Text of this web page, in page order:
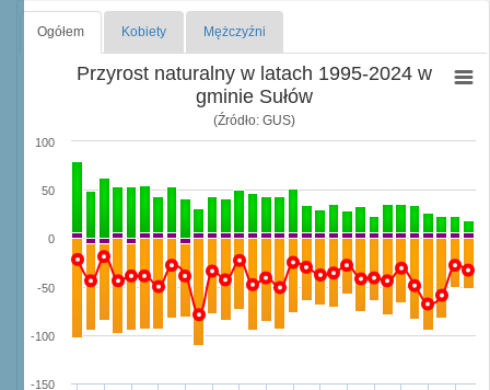
Ogółem Kobiety Mężczyźni
Przyrost naturalny w latach 1995-2024 w
gminie Sułów
(Źródło: GUS)
-150
-100
-50
0
50
100